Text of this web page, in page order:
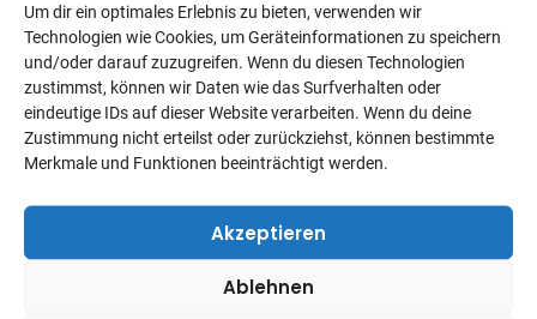
Um dir ein optimales Erlebnis zu bieten, verwenden wir
Technologien wie Cookies, um Geräteinformationen zu speichern
und/oder darauf zuzugreifen. Wenn du diesen Technologien
zustimmst, können wir Daten wie das Surfverhalten oder
eindeutige IDs auf dieser Website verarbeiten. Wenn du deine
Zustimmung nicht erteilst oder zurückziehst, können bestimmte
Merkmale und Funktionen beeinträchtigt werden.
Akzeptieren
Ablehnen
@georg_naderer @ka1380 @elistr518 @gibdunkzz
@vikoleoo 🥇 @verapulker 🥈 @lisaa_dank 🥉 @viki.mayerr
@santinoexenberger 🥇 @youngkris__ 🥈 @lennipfeiffer 🥉
@fabian_trojer @marcokada